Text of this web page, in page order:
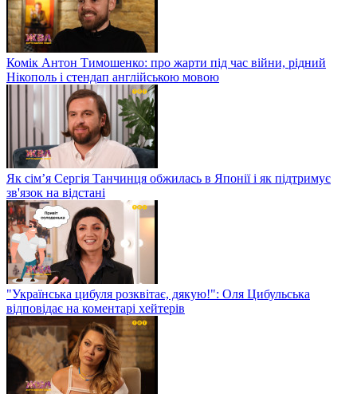
Комік Антон Тимошенко: про жарти під час війни, рідний
Нікополь і стендап англійською мовою
Як сім’я Сергія Танчинця обжилась в Японії і як підтримує
зв'язок на відстані
"Українська цибуля розквітає, дякую!": Оля Цибульська
відповідає на коментарі хейтерів